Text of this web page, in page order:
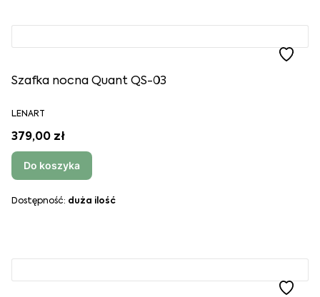
Szafka nocna Quant QS-03
LENART
379,00 zł
Do koszyka
Dostępność: duża ilość